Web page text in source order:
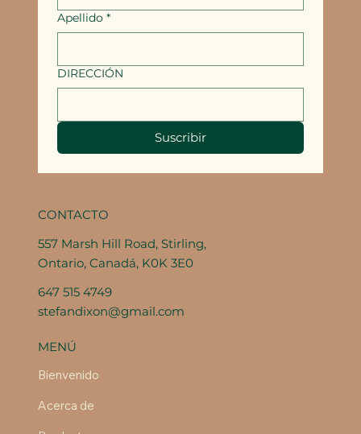
Apellido *
DIRECCIÓN
Suscribir
CONTACTO
557 Marsh Hill Road, Stirling,
Ontario, Canadá, K0K 3E0
647 515 4749
stefandixon@gmail.com
MENÚ
Bienvenido
Acerca de